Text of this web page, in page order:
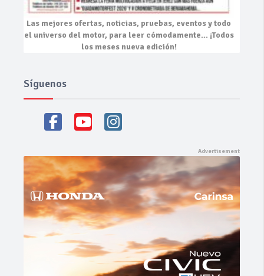
Las mejores ofertas, noticias, pruebas, eventosy todo
el universo del motor, para leer cómodamente… ¡Todos
los meses nueva edición!
Síguenos